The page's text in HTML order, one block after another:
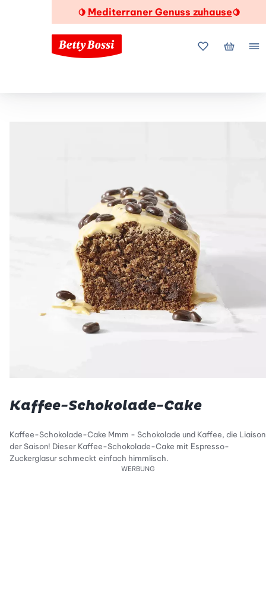
🍋 Mediterraner Genuss zuhause🍋
MeineMein
Kaffee-Schokolade-Cake
Kaffee-Schokolade-Cake Mmm - Schokolade und Kaffee, die Liaison
der Saison! Dieser Kaffee-Schokolade-Cake mit Espresso-
Zuckerglasur schmeckt einfach himmlisch.
WERBUNG